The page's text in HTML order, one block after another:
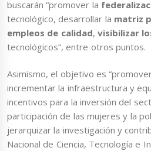
buscarán “promover la
tecnológico, desarrollar la matriz
empleos de calidad, visibilizar
tecnológicos”, entre otros puntos.
Asimismo, el objetivo es
incrementar la infraestructura y
incentivos para la inversión del
participación de las mujeres y la
jerarquizar la investigación y
Nacional de Ciencia, Tecnología e